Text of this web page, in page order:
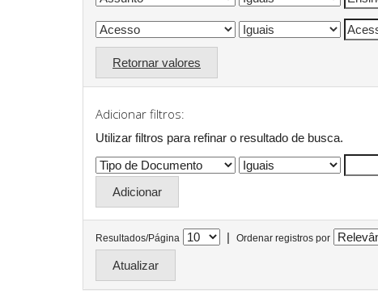
Retornar valores
Adicionar filtros:
Utilizar filtros para refinar o resultado de busca.
Resultados/Página | Ordenar registros por